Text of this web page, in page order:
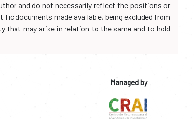
and do not necessarily reflect the positions or
documents made available, being excluded from
that may arise in relation to the same and to hold
Managed by